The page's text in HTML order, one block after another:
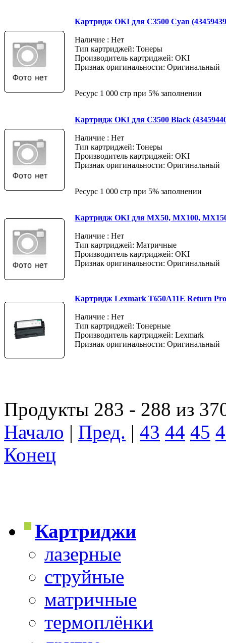
Картридж OKI для C3500 Cyan
Наличие : Нет
Тип картриджей: Тонеры
Производитель картриджей: OKI
Признак оригинальности: Оригинальный
Ресурс 1 000 стр при 5% заполнении
Картридж OKI для C3500 Black
Наличие : Нет
Тип картриджей: Тонеры
Производитель картриджей: OKI
Признак оригинальности: Оригинальный
Ресурс 1 000 стр при 5% заполнении
Картридж OKI для MX50, MX100,
Наличие : Нет
Тип картриджей: Матричные
Производитель картриджей: OKI
Признак оригинальности: Оригинальный
Картридж Lexmark T650A11E Return
Наличие : Нет
Тип картриджей: Тонерные
Производитель картриджей: Lexmark
Признак оригинальности: Оригинальный
Продукты 283 - 288 из
Начало | Пред. | 43 44 45
Конец
Картриджи
лазерные
струйные
матричные
термоплёнки